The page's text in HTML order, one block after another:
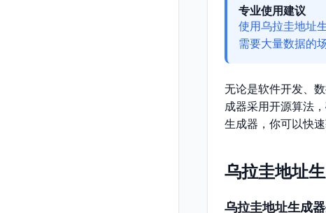
专业使用建议
使用乌拉圭地址
需要大量数据的
无论是软件开发、
成器采用开源算法
生成器，你可以快
乌拉圭地址
乌拉圭地址生成